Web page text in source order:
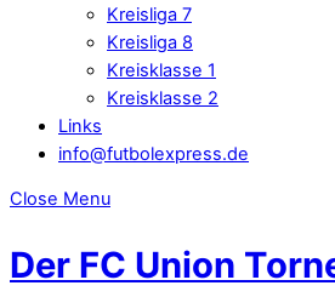
Kreisliga 7
Kreisliga 8
Kreisklasse 1
Kreisklasse 2
Links
info@futbolexpress.de
Close Menu
Der FC Union